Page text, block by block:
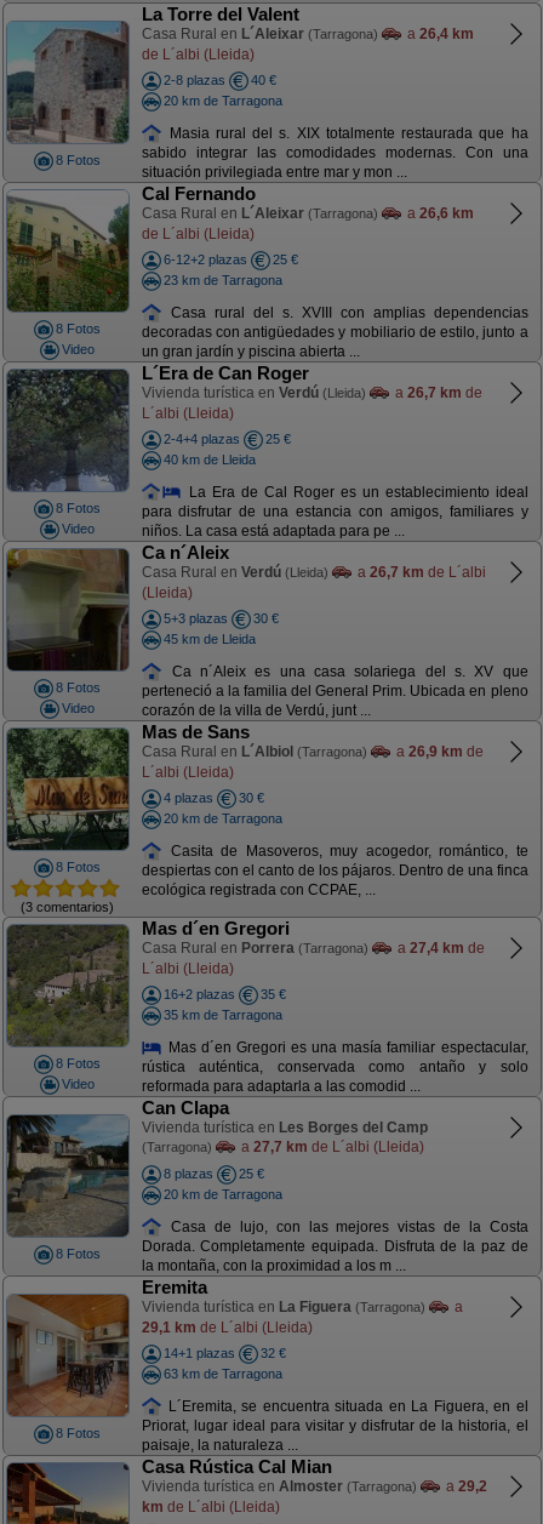
8 Fotos
La Torre del Valent
Casa Rural en L´Aleixar (Tarragona) a 26,4 km
de L´albi (Lleida)
2-8 plazas
40 €
20 km de Tarragona
Masia rural del s. XIX totalmente restaurada que ha
sabido integrar las comodidades modernas. Con una
situación privilegiada entre mar y mon ...
8 Fotos
Video
Cal Fernando
Casa Rural en L´Aleixar (Tarragona) a 26,6 km
de L´albi (Lleida)
6-12+2 plazas
25 €
23 km de Tarragona
Casa rural del s. XVIII con amplias dependencias
decoradas con antigüedades y mobiliario de estilo, junto a
un gran jardín y piscina abierta ...
8 Fotos
Video
L´Era de Can Roger
Vivienda turística en Verdú (Lleida) a 26,7 km de
L´albi (Lleida)
2-4+4 plazas
25 €
40 km de Lleida
La Era de Cal Roger es un establecimiento ideal
para disfrutar de una estancia con amigos, familiares y
niños. La casa está adaptada para pe ...
8 Fotos
Video
Ca n´Aleix
Casa Rural en Verdú (Lleida) a 26,7 km de L´albi
(Lleida)
5+3 plazas
30 €
45 km de Lleida
Ca n´Aleix es una casa solariega del s. XV que
perteneció a la familia del General Prim. Ubicada en pleno
corazón de la villa de Verdú, junt ...
8 Fotos
(3 comentarios)
Mas de Sans
Casa Rural en L´Albiol (Tarragona) a 26,9 km de
L´albi (Lleida)
4 plazas
30 €
20 km de Tarragona
Casita de Masoveros, muy acogedor, romántico, te
despiertas con el canto de los pájaros. Dentro de una finca
ecológica registrada con CCPAE, ...
8 Fotos
Video
Mas d´en Gregori
Casa Rural en Porrera (Tarragona) a 27,4 km de
L´albi (Lleida)
16+2 plazas
35 €
35 km de Tarragona
Mas d´en Gregori es una masía familiar espectacular,
rústica auténtica, conservada como antaño y solo
reformada para adaptarla a las comodid ...
8 Fotos
Can Clapa
Vivienda turística en Les Borges del Camp
(Tarragona) a 27,7 km de L´albi (Lleida)
8 plazas
25 €
20 km de Tarragona
Casa de lujo, con las mejores vistas de la Costa
Dorada. Completamente equipada. Disfruta de la paz de
la montaña, con la proximidad a los m ...
8 Fotos
Eremita
Vivienda turística en La Figuera (Tarragona)
a
29,1 km de L´albi (Lleida)
14+1 plazas
32 €
63 km de Tarragona
L´Eremita, se encuentra situada en La Figuera, en el
Priorat, lugar ideal para visitar y disfrutar de la historia, el
paisaje, la naturaleza ...
Casa Rústica Cal Mian
Vivienda turística en Almoster (Tarragona) a 29,2
km de L´albi (Lleida)